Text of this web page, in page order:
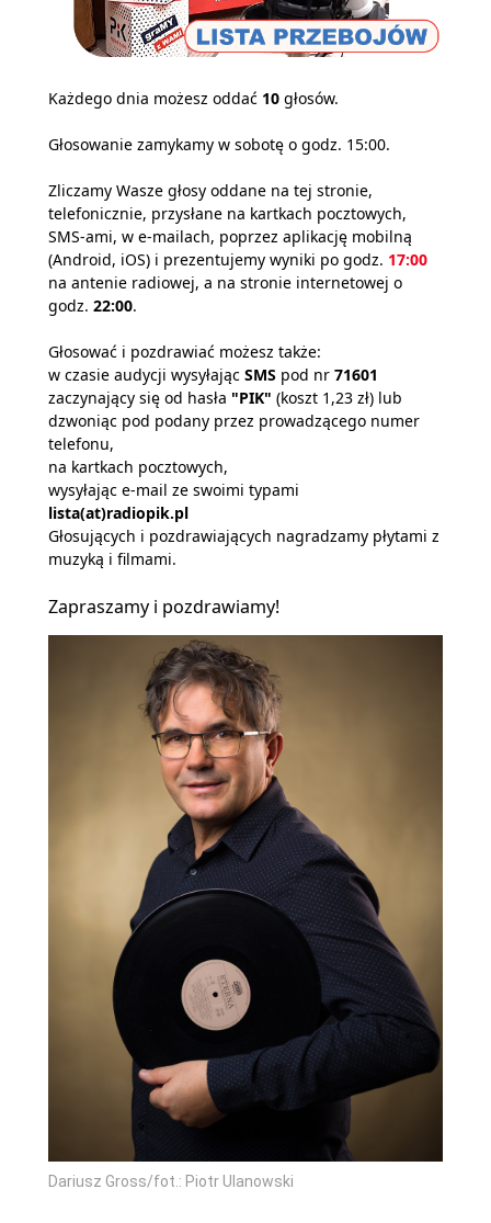
Każdego dnia możesz oddać 10 głosów.
Głosowanie zamykamy w sobotę o godz. 15:00.
Zliczamy Wasze głosy oddane na tej stronie,
telefonicznie, przysłane na kartkach pocztowych,
SMS-ami, w e-mailach, poprzez aplikację mobilną
(Android, iOS) i prezentujemy wyniki po godz. 17:00
na antenie radiowej, a na stronie internetowej o
godz. 22:00.
Głosować i pozdrawiać możesz także:
w czasie audycji wysyłając SMS pod nr 71601
zaczynający się od hasła "PIK" (koszt 1,23 zł) lub
dzwoniąc pod podany przez prowadzącego numer
telefonu,
na kartkach pocztowych,
wysyłając e-mail ze swoimi typami
lista(at)radiopik.pl
Głosujących i pozdrawiających nagradzamy płytami z
muzyką i filmami.
Zapraszamy i pozdrawiamy!
Dariusz Gross/fot.: Piotr Ulanowski